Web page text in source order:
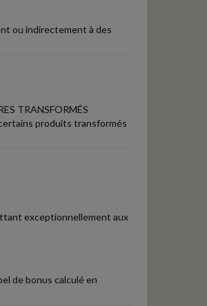
ou indirectement à des
TRANSFORMÉS
produits transformés
exceptionnellement aux
de bonus calculé en